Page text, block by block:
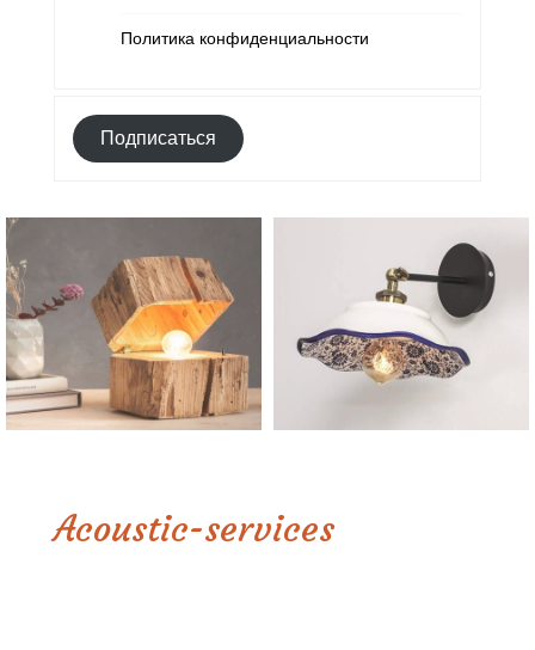
Политика конфиденциальности
Подписаться
Acoustic-services